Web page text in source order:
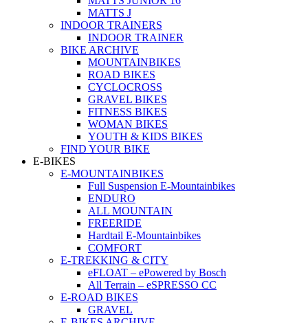
MATTS J
INDOOR TRAINERS
INDOOR TRAINER
BIKE ARCHIVE
MOUNTAINBIKES
ROAD BIKES
CYCLOCROSS
GRAVEL BIKES
FITNESS BIKES
WOMAN BIKES
YOUTH & KIDS BIKES
FIND YOUR BIKE
E-BIKES
E-MOUNTAINBIKES
Full Suspension E-Mountainbikes
ENDURO
ALL MOUNTAIN
FREERIDE
Hardtail E-Mountainbikes
COMFORT
E-TREKKING & CITY
eFLOAT – ePowered by Bosch
All Terrain – eSPRESSO CC
E-ROAD BIKES
GRAVEL